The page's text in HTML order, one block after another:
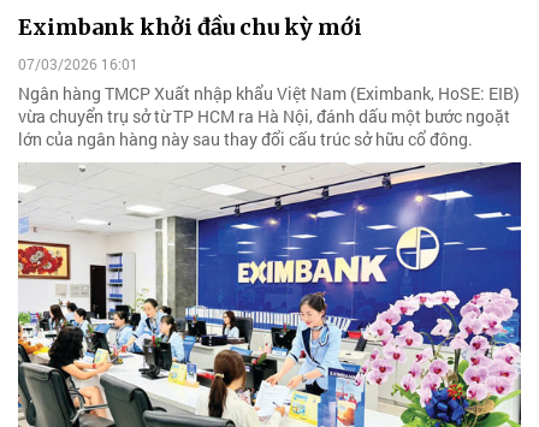
Eximbank khởi đầu chu kỳ mới
07/03/2026 16:01
Ngân hàng TMCP Xuất nhập khẩu Việt Nam (Eximbank, HoSE: EIB)
vừa chuyển trụ sở từ TP HCM ra Hà Nội, đánh dấu một bước ngoặt
lớn của ngân hàng này sau thay đổi cấu trúc sở hữu cổ đông.